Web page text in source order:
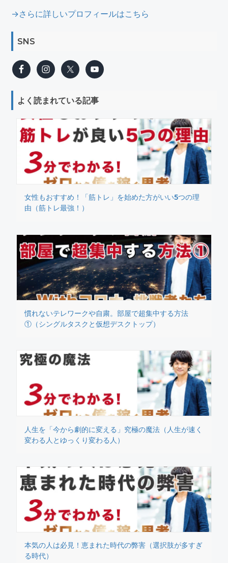
→さらに詳しいプロフィールはこちら
SNS
よく読まれている記事
女性もおすすめ！「筋トレ」を始めた方がいい5つの理
由（筋トレ最強！）
慣れないテレワークや自粛。部屋で超集中する方法
①（シングルタスクと仮想デスクトップ）
人生を「今から劇的に変える」究極の魔法（人生が速く
変わる人とゆっくり変わる人）
本気の人は必見！恵まれた時代の弊害（選択肢が多すぎ
る時代）